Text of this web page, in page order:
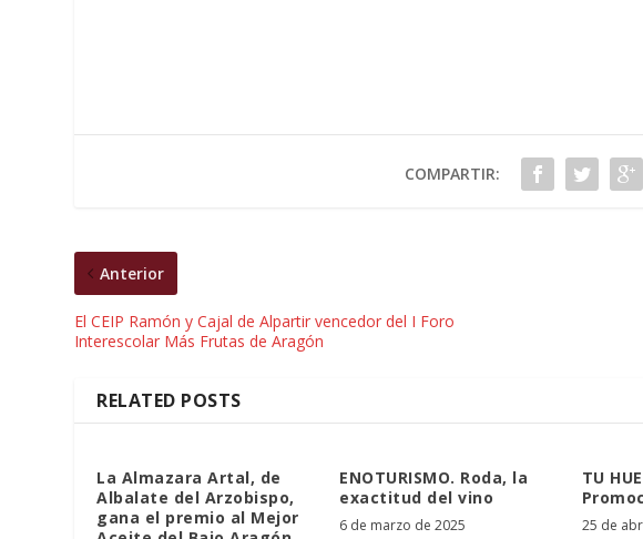
COMPARTIR:
Anterior
El CEIP Ramón y Cajal de Alpartir vencedor del I Foro
Interescolar Más Frutas de Aragón
RELATED POSTS
La Almazara Artal, de
Albalate del Arzobispo,
gana el premio al Mejor
ENOTURISMO. Roda, la
exactitud del vino
6 de marzo de 2025
TU
25 de